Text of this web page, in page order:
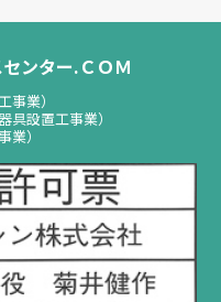
ンター.ＣＯＭ
事業）
具設置工事業）
）